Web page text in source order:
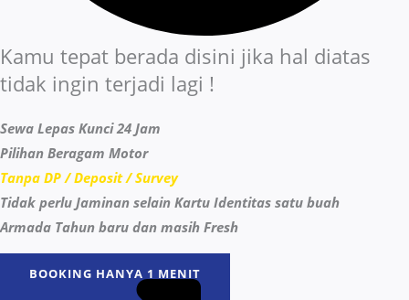
Kamu tepat berada disini jika hal diatas
tidak ingin terjadi lagi !
Sewa Lepas Kunci 24 Jam
Pilihan Beragam Motor
Tanpa DP / Deposit / Survey
Tidak perlu Jaminan selain Kartu Identitas satu buah
Armada Tahun baru dan masih Fresh
BOOKING HANYA 1 MENIT